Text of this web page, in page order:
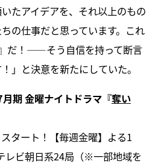
たアイデアを、それ以上のもの
の仕事だと思っています。これ
だ！――そう自信を持って断言
」と決意を新たにしていた。
期 金曜ナイトドラマ『奪い
タート！【毎週金曜】よる1
レビ朝日系24局（※一部地域を